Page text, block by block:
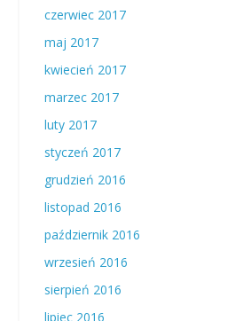
czerwiec 2017
maj 2017
kwiecień 2017
marzec 2017
luty 2017
styczeń 2017
grudzień 2016
listopad 2016
październik 2016
wrzesień 2016
sierpień 2016
lipiec 2016